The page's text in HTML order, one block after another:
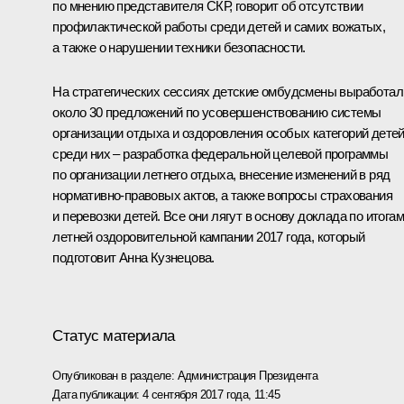
по мнению представителя СКР, говорит об отсутствии
профилактической работы среди детей и самих вожатых,
а также о нарушении техники безопасности.
На стратегических сессиях детские омбудсмены
около 30 предложений по усовершенствованию системы
организации отдыха и оздоровления особых категорий
среди них – разработка федеральной целевой программы
по организации летнего отдыха, внесение изменений в ряд
нормативно-правовых актов, а также вопросы страхования
и перевозки детей. Все они лягут в основу доклада по итогам
летней оздоровительной кампании 2017 года, который
подготовит Анна Кузнецова.
Статус материала
Опубликован в разделе: Администрация Президента
Дата публикации:4 сентября 2017 года, 11:45